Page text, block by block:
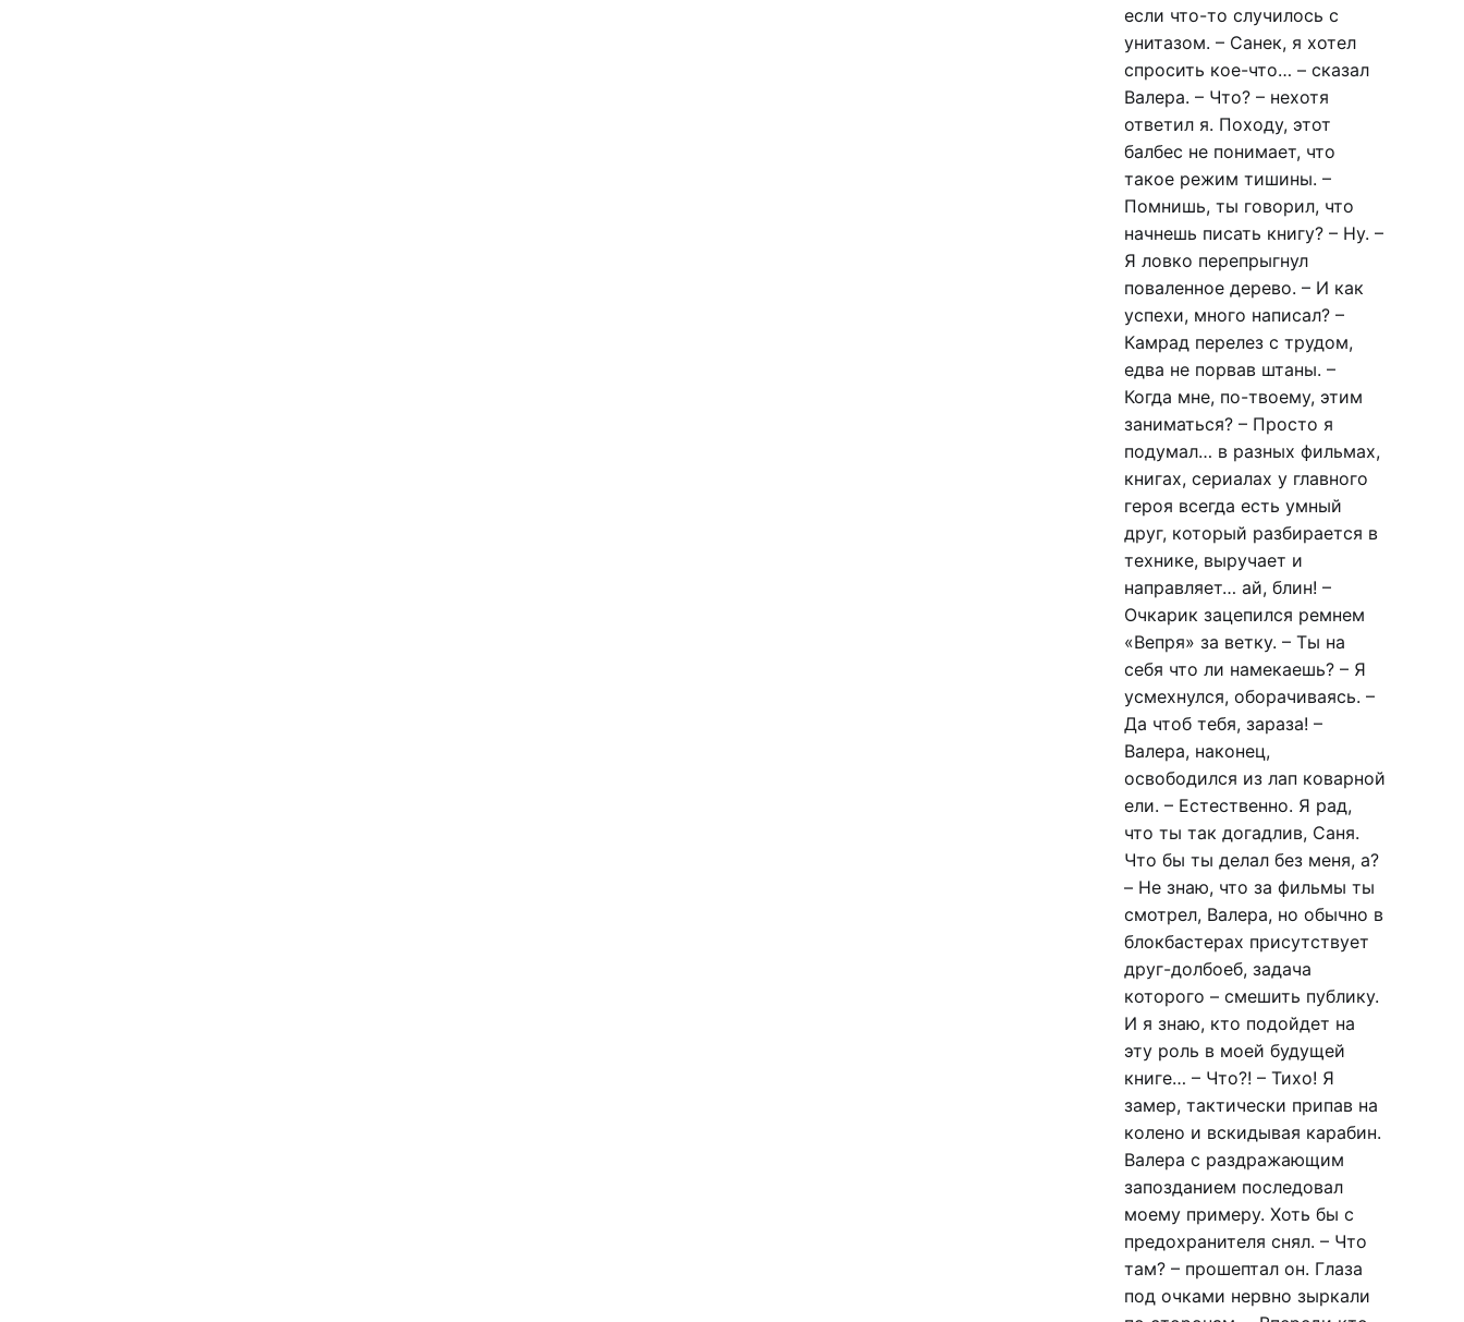
если что-то случилось с
унитазом. – Санек, я хотел
спросить кое-что… – сказал
Валера. – Что? – нехотя
ответил я. Походу, этот
балбес не понимает, что
такое режим тишины. –
Помнишь, ты говорил, что
начнешь писать книгу? – Ну. –
Я ловко перепрыгнул
поваленное дерево. – И как
успехи, много написал? –
Камрад перелез с трудом,
едва не порвав штаны. –
Когда мне, по-твоему, этим
заниматься? – Просто я
подумал… в разных фильмах,
книгах, сериалах у главного
героя всегда есть умный
друг, который разбирается в
технике, выручает и
направляет… ай, блин! –
Очкарик зацепился ремнем
«Вепря» за ветку. – Ты на
себя что ли намекаешь? – Я
усмехнулся, оборачиваясь. –
Да чтоб тебя, зараза! –
Валера, наконец,
освободился из лап коварной
ели. – Естественно. Я рад,
что ты так догадлив, Саня.
Что бы ты делал без меня, а?
– Не знаю, что за фильмы ты
смотрел, Валера, но обычно в
блокбастерах присутствует
друг-долбоеб, задача
которого – смешить публику.
И я знаю, кто подойдет на
эту роль в моей будущей
книге… – Что?! – Тихо! Я
замер, тактически припав на
колено и вскидывая карабин.
Валера с раздражающим
запозданием последовал
моему примеру. Хоть бы с
предохранителя снял. – Что
там? – прошептал он. Глаза
под очками нервно зыркали